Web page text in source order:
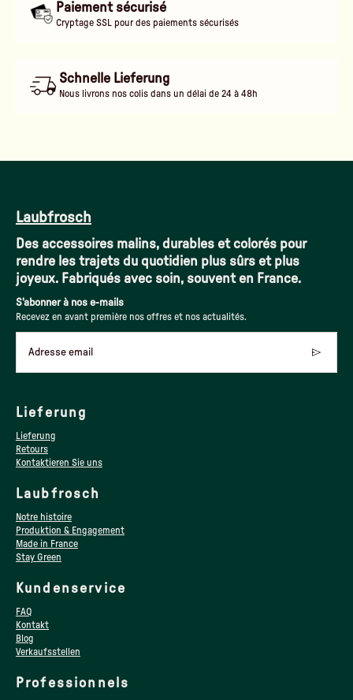
Paiement sécurisé
Cryptage SSL pour des paiements sécurisés
Schnelle Lieferung
Nous livrons nos colis dans un délai de 24 à 48h
Laubfrosch
Des accessoires malins, durables et colorés pour
rendre les trajets du quotidien plus sûrs et plus
joyeux. Fabriqués avec soin, souvent en France.
S'abonner à nos e-mails
Recevez en avant première nos offres et nos actualités.
Adresse email
Lieferung
Lieferung
Retours
Kontaktieren Sie uns
Laubfrosch
Notre histoire
Produktion & Engagement
Made in France
Stay Green
Kundenservice
FAQ
Kontakt
Blog
Verkaufsstellen
Professionnels